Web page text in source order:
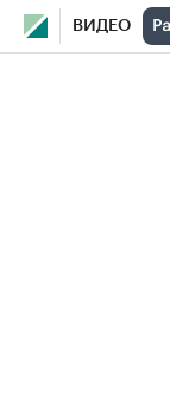
ВИДЕО